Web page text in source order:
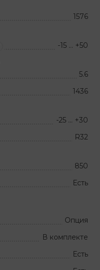
1576
-15 … +50
5.6
1436
-25 … +30
R32
850
Есть
Опция
В комплекте
Есть